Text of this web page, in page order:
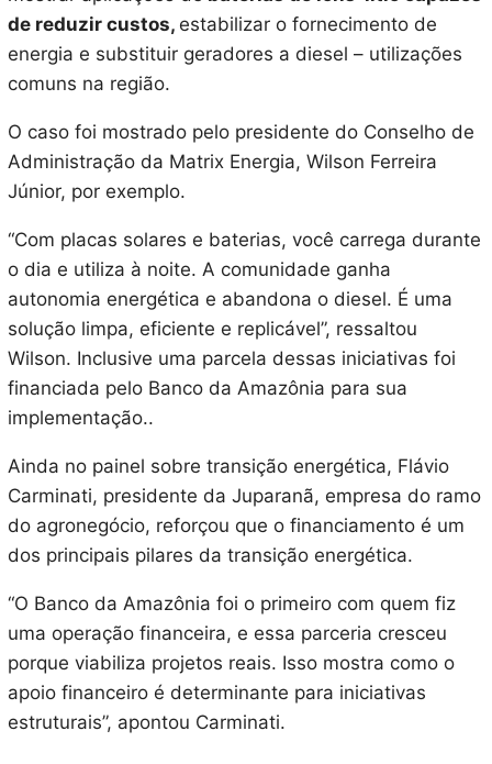
de reduzir custos, estabilizar o fornecimento de
energia e substituir geradores a diesel – utilizações
comuns na região.
O caso foi mostrado pelo presidente do Conselho de
Administração da Matrix Energia, Wilson Ferreira
Júnior, por exemplo.
“Com placas solares e baterias, você carrega durante
o dia e utiliza à noite. A comunidade ganha
autonomia energética e abandona o diesel. É uma
solução limpa, eficiente e replicável”, ressaltou
Wilson. Inclusive uma parcela dessas iniciativas foi
financiada pelo Banco da Amazônia para sua
implementação..
Ainda no painel sobre transição energética, Flávio
Carminati, presidente da Juparanã, empresa do ramo
do agronegócio, reforçou que o financiamento é um
dos principais pilares da transição energética.
“O Banco da Amazônia foi o primeiro com quem fiz
uma operação financeira, e essa parceria cresceu
porque viabiliza projetos reais. Isso mostra como o
apoio financeiro é determinante para iniciativas
estruturais”, apontou Carminati.